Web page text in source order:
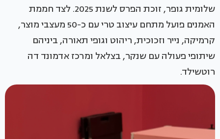
שלומית גופר, זוכת הפרס לשנת 2025. לצד חממת
האמנים פועל מתחם עיצוב טרי עם כ-50 מעצבי מוצר,
קרמיקה, נייר וזכוכית, ריהוט וגופי תאורה, ביניהם
שיתופי פעולה עם שנקר, בצלאל ומרכז אדמונד דה
רוטשילד.